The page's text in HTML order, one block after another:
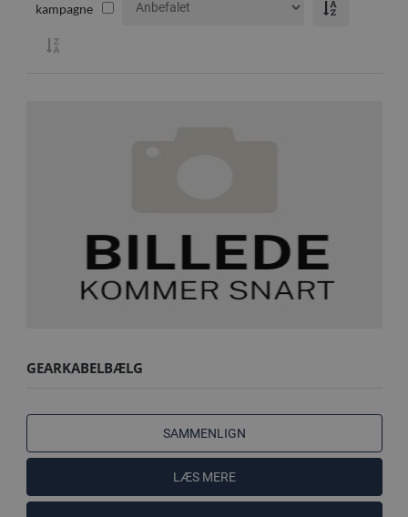
kampagne
GEARKABELBÆLG
SAMMENLIGN
LÆS MERE